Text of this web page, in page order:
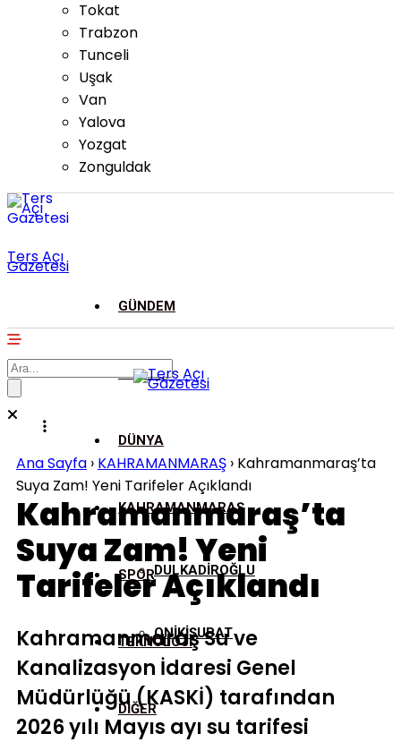
Tokat
Trabzon
Tunceli
Uşak
Van
Yalova
Yozgat
Zonguldak
Ters Açı
Gazetesi
GÜNDEM
ASAYİŞ
DÜNYA
KAHRAMANMARAŞ
DULKADİROĞLU
ONİKİŞUBAT
SPOR
TEKNOLOJİ
DİĞER
Ana Sayfa › KAHRAMANMARAŞ › Kahramanmaraş’ta
Suya Zam! Yeni Tarifeler Açıklandı
Kahramanmaraş’ta
Suya Zam! Yeni
Tarifeler Açıklandı
Kahramanmaraş Su ve
Kanalizasyon İdaresi Genel
Müdürlüğü (KASKİ) tarafından
2026 yılı Mayıs ayı su tarifesi